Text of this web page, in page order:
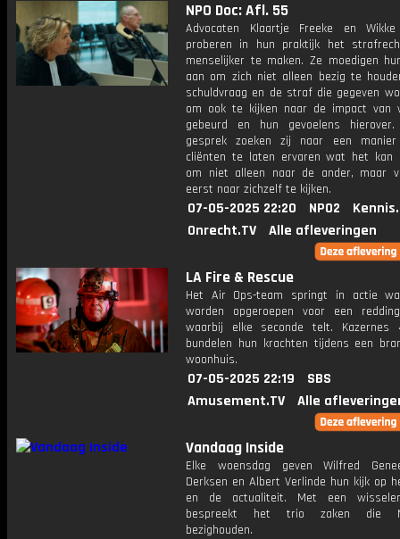
NPO Doc: Afl. 55
Advocaten Klaartje Freeke en
proberen in hun praktijk het
menselijker te maken. Ze moedigen
aan om zich niet alleen bezig te
schuldvraag en de straf die gegeven
om ook te kijken naar de impact
gebeurd en hun gevoelens
gesprek zoeken zij naar een
cliënten te laten ervaren wat het kan
om niet alleen naar de ander, maar
eerst naar zichzelf te kijken.
07-05-2025 22:20 NPO2
Onrecht.TV
Alle afleveringen
LA Fire & Rescue
Het Air Ops-team springt in actie
worden opgeroepen voor een
waarbij elke seconde telt. Kazernes
bundelen hun krachten tijdens een
woonhuis.
07-05-2025 22:19
SBS
Amusement.TV
Alle
Vandaag Inside
Elke woensdag geven Wilfred
Derksen en Albert Verlinde hun kijk op
en de actualiteit. Met een
bespreekt het trio zaken die
bezighouden.